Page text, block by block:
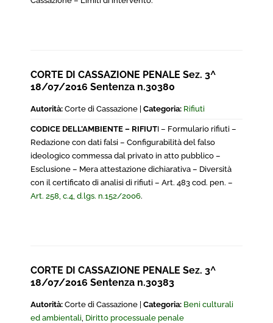
CORTE DI CASSAZIONE PENALE Sez. 3^
18/07/2016 Sentenza n.30380
Autorità: Corte di Cassazione | Categoria: Rifiuti
CODICE DELL’AMBIENTE – RIFIUTI – Formulario rifiuti –
Redazione con dati falsi – Configurabilità del falso
ideologico commessa dal privato in atto pubblico –
Esclusione – Mera attestazione dichiarativa – Diversità
con il certificato di analisi di rifiuti – Art. 483 cod. pen. –
Art. 258, c.4, d.lgs. n.152/2006.
CORTE DI CASSAZIONE PENALE Sez. 3^
18/07/2016 Sentenza n.30383
Autorità: Corte di Cassazione | Categoria: Beni culturali
ed ambientali, Diritto processuale penale